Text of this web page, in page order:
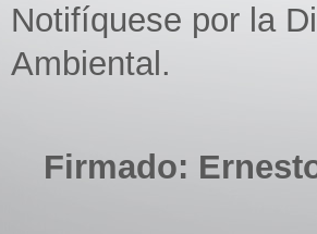
Notifíquese por la
Ambiental.
Firmado: